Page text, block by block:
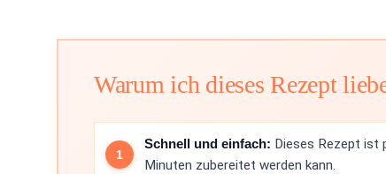
Warum ich dieses Rezept
Schnell und einfach: Dieses Rezept ist
Minuten zubereitet werden kann.